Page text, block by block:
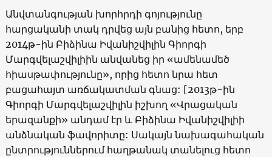
Անվտանգության խորհրդի գոյությունը
հարցականի տակ դրվեց այն բանից հետո, երբ
2014թ-ին Բիձինա Իվանիշվիլին Գիորգի
Մարգվելաշվիլիին անվանեց իր «ամենամեծ
հիասթափությունը», որից հետո նրա հետ
բացահայտ առճակատման գնաց: [2013թ-ին
Գիորգի Մարգվելաշվիլին իշխող «Վրացական
երազանքի» անդամ էր և Բիձինա Իվանիշվիլիի
անձնական ֆավորիտը: Սակայն նախագահական
ընտրություններում հաղթանակ տանելուց հետո